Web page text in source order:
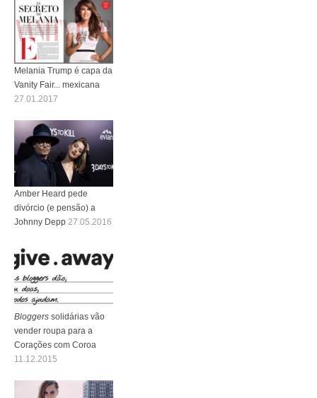
Melania Trump é capa da
Vanity Fair... mexicana
27.01.2017
Amber Heard pede
divórcio (e pensão) a
Johnny Depp 27.05.2016
Bloggers solidárias vão
vender roupa para a
Corações com Coroa
11.12.2015